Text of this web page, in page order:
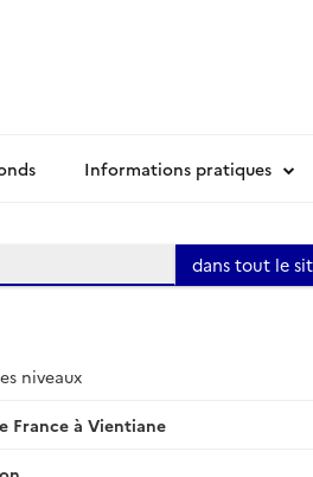
Informations pratiques
dans tout le
niveaux
France à Vientiane